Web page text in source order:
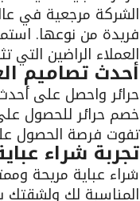
الشركة مرجعية في
فريدة من نوعها.
العملاء الراضين التي
أحدث تصاميم
حرائر واحصل على
خصم حرائر للحصول
تفوت فرصة الحصول
تجربة شراء
شراء عباية مريحة
المناسبة لك ولشقتك